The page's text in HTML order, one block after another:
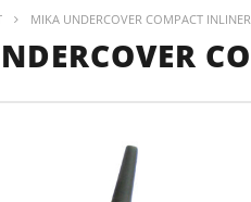
MIKA UNDERCOVER COMPACT INLINER